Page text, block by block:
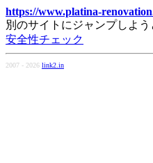
https://www.platina-
別のサイトにジャンプしよ
安全性チェック
2007 - 2026 link2.in